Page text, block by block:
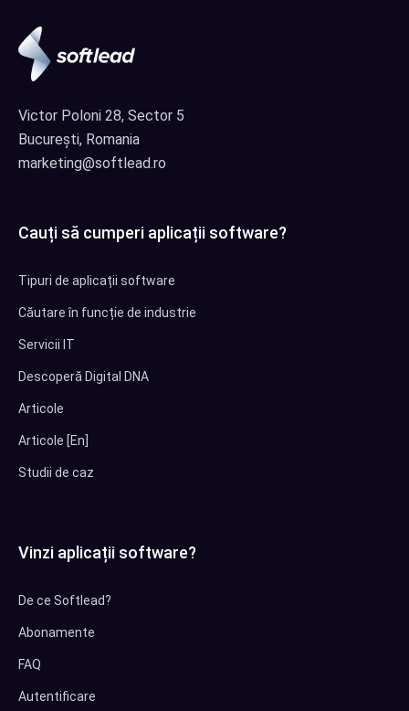
Victor Poloni 28, Sector 5
București, Romania
marketing@softlead.ro
Cauți să cumperi aplicații software?
Tipuri de aplicații software
Căutare în funcție de industrie
Servicii IT
Descoperă Digital DNA
Articole
Articole [En]
Studii de caz
Vinzi aplicații software?
De ce Softlead?
Abonamente
FAQ
Autentificare